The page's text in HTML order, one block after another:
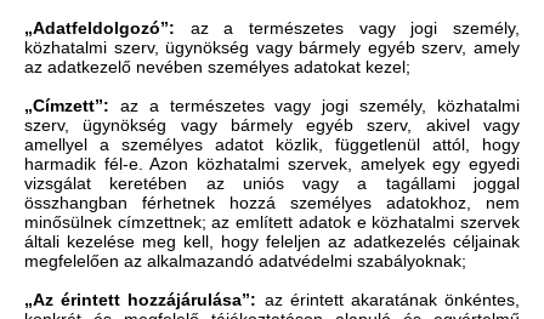
„Adatfeldolgozó”: az a természetes vagy jogi személy,
közhatalmi szerv, ügynökség vagy bármely egyéb szerv, amely
az adatkezelő nevében személyes adatokat kezel;
„Címzett”: az a természetes vagy jogi személy, közhatalmi
szerv, ügynökség vagy bármely egyéb szerv, akivel vagy
amellyel a személyes adatot közlik, függetlenül attól, hogy
harmadik fél-e. Azon közhatalmi szervek, amelyek egy egyedi
vizsgálat keretében az uniós vagy a tagállami joggal
összhangban férhetnek hozzá személyes adatokhoz, nem
minősülnek címzettnek; az említett adatok e közhatalmi szervek
általi kezelése meg kell, hogy feleljen az adatkezelés céljainak
megfelelően az alkalmazandó adatvédelmi szabályoknak;
„Az érintett hozzájárulása”: az érintett akaratának önkéntes,